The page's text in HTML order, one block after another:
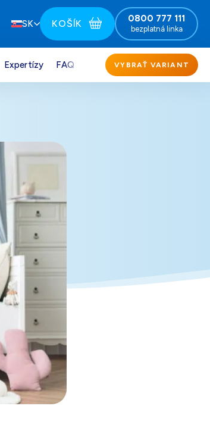
SK KOŠÍK 0800 777 111
bezplatná linka
Expertízy FAQ VYBRAŤ VARIANT
151,00 €
Darček pre vás po zadaní kódu